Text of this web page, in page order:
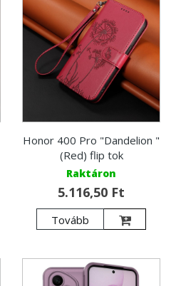
Honor 400 Pro "Dandelion "
(Red) flip tok
Raktáron
5.116,50 Ft
Tovább